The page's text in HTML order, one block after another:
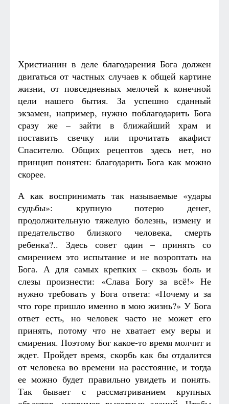
Христианин в деле благодарения Бога должен
двигаться от частных случаев к общей картине
жизни, от повседневных мелочей к конечной
цели нашего бытия. За успешно сданный
экзамен, например, нужно поблагодарить Бога
сразу же – зайти в ближайший храм и
поставить свечку или прочитать акафист
Спасителю. Общих рецептов здесь нет, но
принцип понятен: благодарить Бога как можно
скорее.
А как воспринимать так называемые «удары
судьбы»: крупную потерю денег,
продолжительную тяжелую болезнь, измену и
предательство близкого человека, смерть
ребенка?.. Здесь совет один – принять со
смирением это испытание и не возроптать на
Бога. А для самых крепких – сквозь боль и
слезы произнести: «Слава Богу за всё!» Не
нужно требовать у Бога ответа: «Почему и за
что горе пришло именно в мою жизнь?» У Бога
ответ есть, но человек часто не может его
принять, потому что не хватает ему веры и
смирения. Поэтому Бог какое-то время молчит и
ждет. Пройдет время, скорбь как бы отдалится
от человека во времени на расстояние, и тогда
ее можно будет правильно увидеть и понять.
Так бывает с рассматриванием крупных